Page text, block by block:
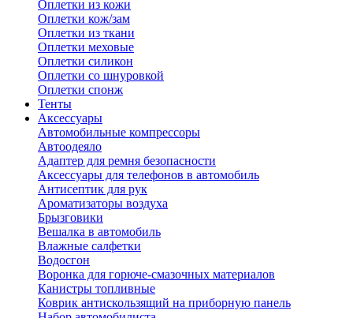
Оплетки из кожи
Оплетки кож/зам
Оплетки из ткани
Оплетки меховые
Оплетки силикон
Оплетки со шнуровкой
Оплетки спонж
Тенты
Аксессуары
Автомобильные компрессоры
Автоодеяло
Адаптер для ремня безопасности
Аксессуары для телефонов в автомобиль
Антисептик для рук
Ароматизаторы воздуха
Брызговики
Вешалка в автомобиль
Влажные салфетки
Водосгон
Воронка для горюче-смазочных материалов
Канистры топливные
Коврик антискользящий на приборную панель